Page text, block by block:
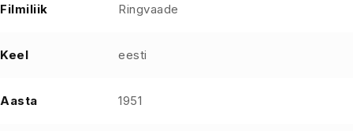
Filmiliik Ringvaade
Keel eesti
Aasta 1951